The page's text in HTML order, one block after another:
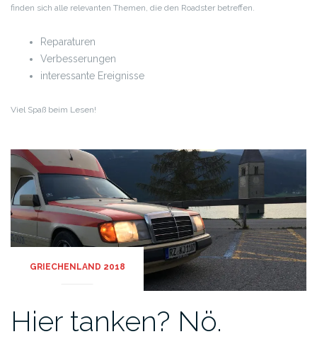
finden sich alle relevanten Themen, die den Roadster betreffen.
Reparaturen
Verbesserungen
interessante Ereignisse
Viel Spaß beim Lesen!
GRIECHENLAND 2018
Hier tanken? Nö.